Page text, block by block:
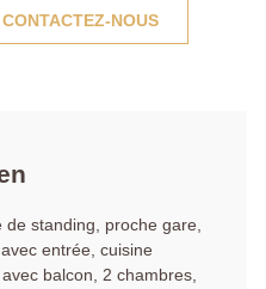
CONTACTEZ-NOUS
standing, proche gare,
entrée, cuisine
balcon, 2 chambres,